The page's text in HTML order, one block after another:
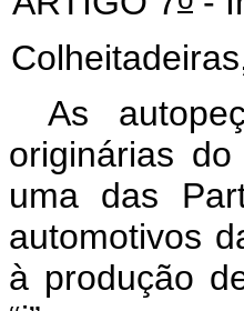
As
originárias
uma das
automotivos
à produção